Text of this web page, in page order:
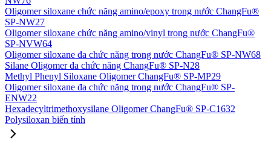
Oligomer siloxane chức năng amino/epoxy trong nước ChangFu®
SP-NW27
Oligomer siloxane chức năng amino/vinyl trong nước ChangFu®
SP-NVW64
Oligomer siloxane đa chức năng trong nước ChangFu® SP-NW68
Silane Oligomer đa chức năng ChangFu® SP-N28
Methyl Phenyl Siloxane Oligomer ChangFu® SP-MP29
Oligomer siloxane đa chức năng trong nước ChangFu® SP-
ENW22
Hexadecyltrimethoxysilane Oligomer ChangFu® SP-C1632
Polysiloxan biến tính